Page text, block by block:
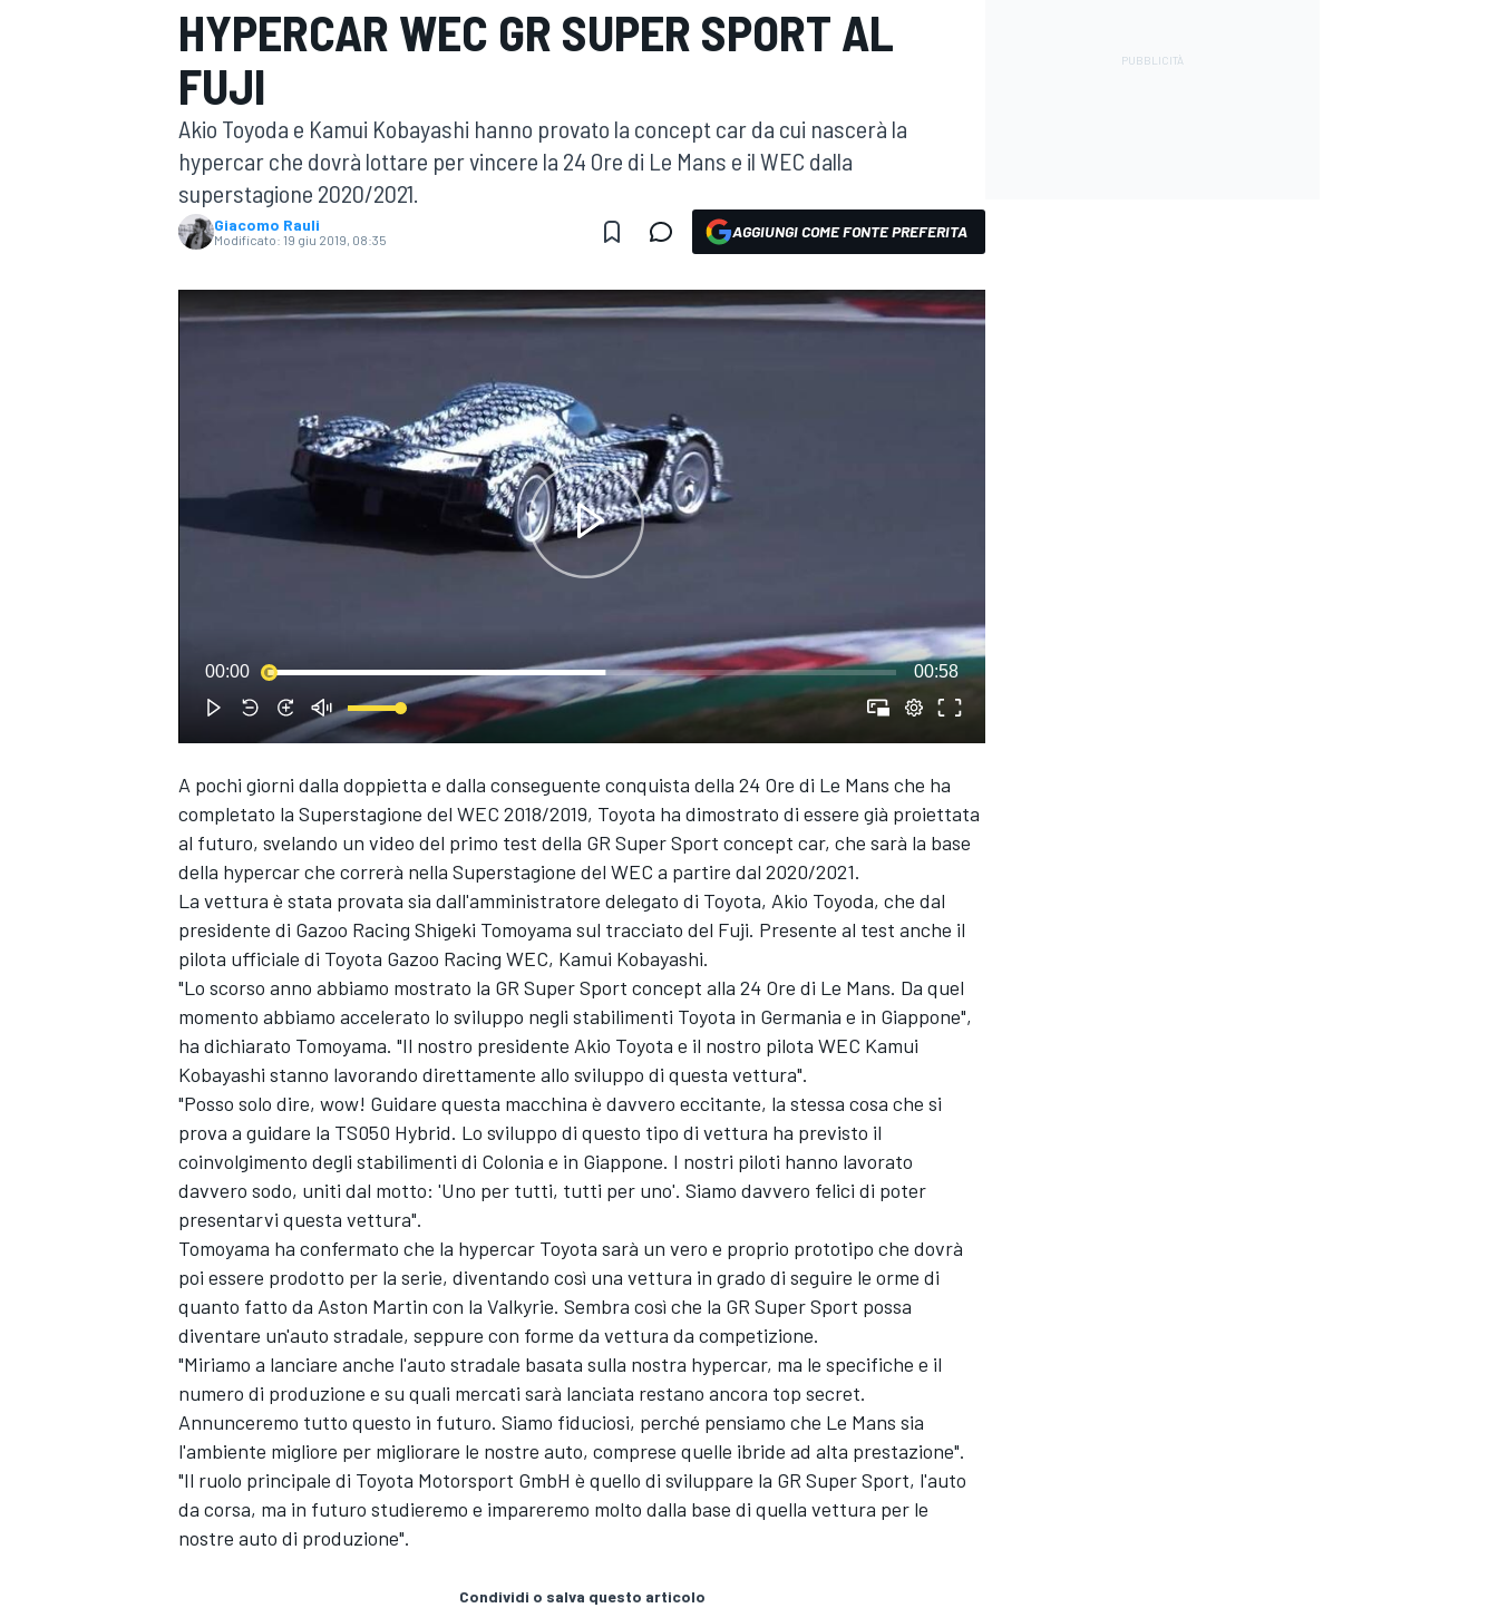
MOTOGP WEC
MONOPOSTO
HYPERCAR WEC GR SUPER SPORT AL
FUJI
Akio Toyoda e Kamui Kobayashi hanno provato la concept car da cui nascerà la
hypercar che dovrà lottare per vincere la 24 Ore di Le Mans e il WEC dalla
superstagione 2020/2021.
Giacomo Rauli
Modificato: 19 giu 2019, 08:35 AGGIUNGI COME FONTE PREFERITA
00:00 00:58
A pochi giorni dalla doppietta e dalla conseguente conquista della 24 Ore di Le Mans che ha
completato la Superstagione del WEC 2018/2019, Toyota ha dimostrato di essere già proiettata
al futuro, svelando un video del primo test della GR Super Sport concept car, che sarà la base
della hypercar che correrà nella Superstagione del WEC a partire dal 2020/2021.
La vettura è stata provata sia dall'amministratore delegato di Toyota, Akio Toyoda, che dal
presidente di Gazoo Racing Shigeki Tomoyama sul tracciato del Fuji. Presente al test anche il
pilota ufficiale di Toyota Gazoo Racing WEC, Kamui Kobayashi.
"Lo scorso anno abbiamo mostrato la GR Super Sport concept alla 24 Ore di Le Mans. Da quel
momento abbiamo accelerato lo sviluppo negli stabilimenti Toyota in Germania e in Giappone",
ha dichiarato Tomoyama. "Il nostro presidente Akio Toyota e il nostro pilota WEC Kamui
Kobayashi stanno lavorando direttamente allo sviluppo di questa vettura".
"Posso solo dire, wow! Guidare questa macchina è davvero eccitante, la stessa cosa che si
prova a guidare la TS050 Hybrid. Lo sviluppo di questo tipo di vettura ha previsto il
coinvolgimento degli stabilimenti di Colonia e in Giappone. I nostri piloti hanno lavorato
davvero sodo, uniti dal motto: 'Uno per tutti, tutti per uno'. Siamo davvero felici di poter
presentarvi questa vettura".
Tomoyama ha confermato che la hypercar Toyota sarà un vero e proprio prototipo che dovrà
poi essere prodotto per la serie, diventando così una vettura in grado di seguire le orme di
quanto fatto da Aston Martin con la Valkyrie. Sembra così che la GR Super Sport possa
diventare un'auto stradale, seppure con forme da vettura da competizione.
"Miriamo a lanciare anche l'auto stradale basata sulla nostra hypercar, ma le specifiche e il
numero di produzione e su quali mercati sarà lanciata restano ancora top secret.
Annunceremo tutto questo in futuro. Siamo fiduciosi, perché pensiamo che Le Mans sia
l'ambiente migliore per migliorare le nostre auto, comprese quelle ibride ad alta prestazione".
"Il ruolo principale di Toyota Motorsport GmbH è quello di sviluppare la GR Super Sport, l'auto
da corsa, ma in futuro studieremo e impareremo molto dalla base di quella vettura per le
nostre auto di produzione".
Condividi o salva questo articolo